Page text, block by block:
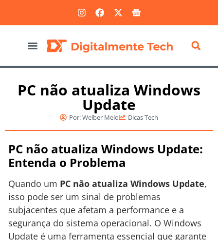
PC não atualiza Windows
Update
Por:Welber Melo Dicas Tech
PC não atualiza Windows Update:
Entenda o Problema
Quando um PC não atualiza Windows Update,
isso pode ser um sinal de problemas
subjacentes que afetam a performance e a
segurança do sistema operacional. O Windows
Update é uma ferramenta essencial que garante